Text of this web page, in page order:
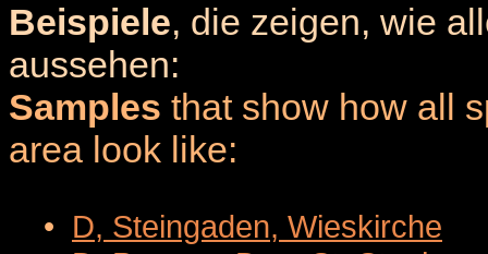
Beispiele, die zeigen, wie
aussehen:
Samples that show how all
area look like:
• D, Steingaden, Wieskirche